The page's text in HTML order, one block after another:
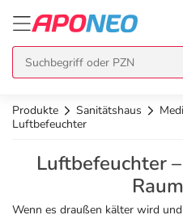
zurück
Übersicht Produkte
Topseller
zurück
Übersicht Aktionen
APO Cash Deals
zurück
Übersicht Services
Dermatologische
zurück
Übersicht Rezept
E-Rezept auf Karte
zurück
Übersicht APO Cash
Alle APO Cash Deals
Produkte Sanitätshaus
Luftbefeuchter
Luftbefeuchter
Wenn es draußen kälter wird